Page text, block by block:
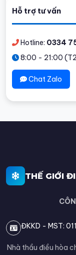
Hỗ trợ tư vấn
Hotline: 0334
8:00 - 21:00
Chat Zalo
THẾ GIỚI
ĐKKD - MST:
Nhà thầu điều hòa